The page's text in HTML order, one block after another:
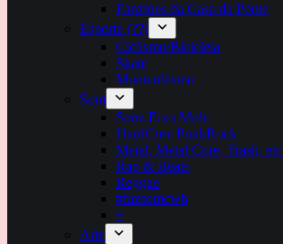
Fanzines da Casa da Ponte
Esporte (??)
Ciclismo/Bicicleta
Skate
Montanhismo
Som
Sonz Eixo Mole
HardCore PunkRock
Metal, Metal Core, Trash,
Rap & Beats
Reggae
#fazsomcwb
+
Arte